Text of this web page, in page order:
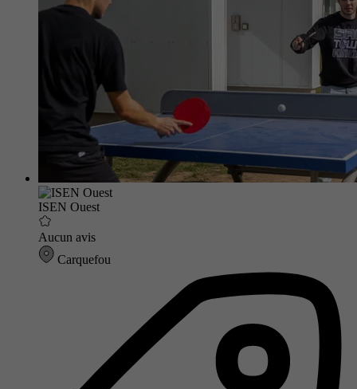
ISEN Ouest
Aucun avis
Carquefou